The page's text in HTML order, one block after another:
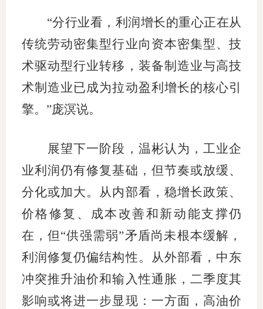
“分行业看，利润增长的重心正在从
传统劳动密集型行业向资本密集型、技
术驱动型行业转移，装备制造业与高技
术制造业已成为拉动盈利增长的核心引
擎。”庞溟说。
展望下一阶段，温彬认为，工业企
业利润仍有修复基础，但节奏或放缓、
分化或加大。从内部看，稳增长政策、
价格修复、成本改善和新动能支撑仍
在，但“供强需弱”矛盾尚未根本缓解，
利润修复仍偏结构性。从外部看，中东
冲突推升油价和输入性通胀，二季度其
影响或将进一步显现：一方面，高油价